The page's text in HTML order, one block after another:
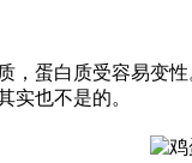
白质受容易变性
实也不是的。